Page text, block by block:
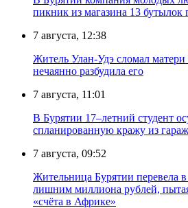
пикник из магазина 13
7 августа, 12:38
Житель Улан-Удэ сломал матери
нечаянно разбудила его
7 августа, 11:01
В Бурятии 17–летний студент
спланированную кражу из
7 августа, 09:52
Жительница Бурятии перевела в
лишним миллиона рублей,
«счёта в Африке»